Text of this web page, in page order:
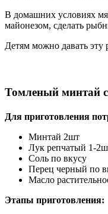
В домашних условиях
майонезом, сделать
Детям можно давать эту
Томленый минтай
Для приготовления
Минтай 2шт
Лук репчатый 1-
Соль по вкусу
Перец черный по
Масло
Этапы приготовления: